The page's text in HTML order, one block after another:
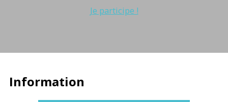
Je participe !
Information